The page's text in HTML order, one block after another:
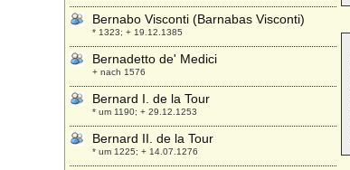
Bernabo Visconti (Barnabas Visconti)
* 1323; + 19.12.1385
Bernadetto de' Medici
+ nach 1576
Bernard I. de la Tour
* um 1190; + 29.12.1253
Bernard II. de la Tour
* um 1225; + 14.07.1276